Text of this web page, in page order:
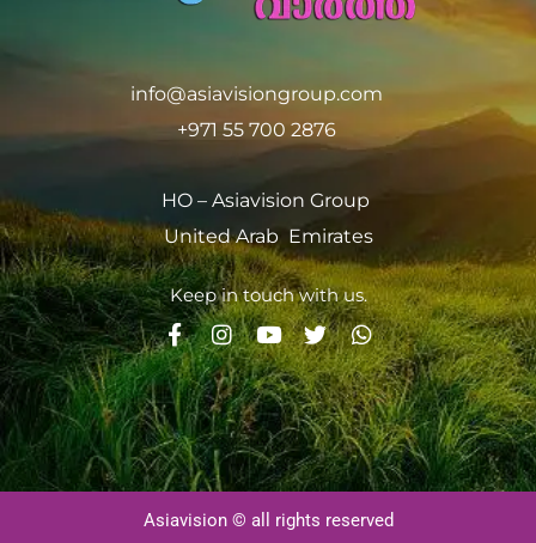
info@asiavisiongroup.com
+971 55 700 2876
HO – Asiavision Group
United Arab Emirates
Keep in touch with us.
Asiavision © all rights reserved